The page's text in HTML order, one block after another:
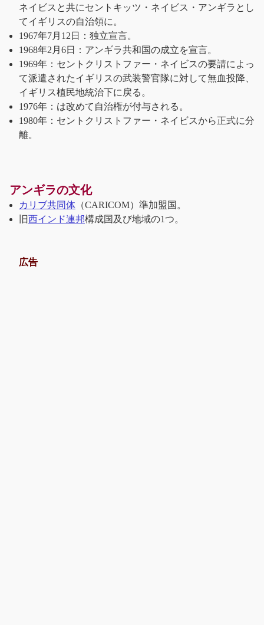
ネイビスと共にセントキッツ・ネイビス・アンギラとし
てイギリスの自治領に。
1967年7月12日：独立宣言。
1968年2月6日：アンギラ共和国の成立を宣言。
1969年：セントクリストファー・ネイビスの要請によっ
て派遣されたイギリスの武装警官隊に対して無血投降、
イギリス植民地統治下に戻る。
1976年：は改めて自治権が付与される。
1980年：セントクリストファー・ネイビスから正式に分
離。
アンギラの文化
カリブ共同体 （CARICOM）準加盟国。
旧西インド連邦構成国及び地域の1つ。
広告